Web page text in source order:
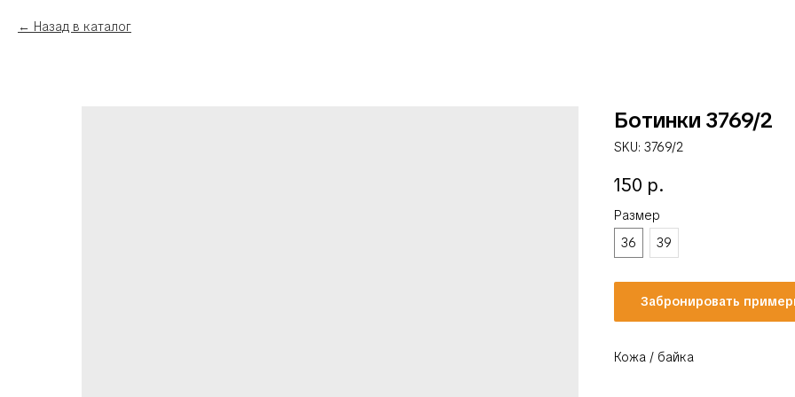
Назад в каталог
Ботинки 3769/2
SKU: 3769/2
150 р.
Размер
36
39
Забронировать
Кожа / байка